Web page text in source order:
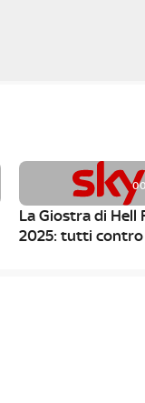
La Giostra di Hell
2025: tutti